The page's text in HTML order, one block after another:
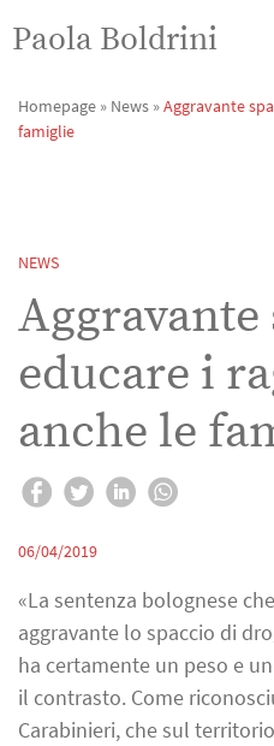
Paola Boldrini
Homepage » News »Aggravante
famiglie
NEWS
Aggravante
educare i
anche le
06/04/2019
«La sentenza bolognese
aggravante lo spaccio di
ha certamente un peso e
il contrasto. Come
Carabinieri, che sul